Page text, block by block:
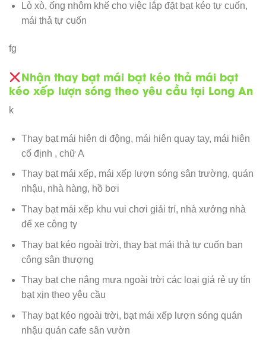
Lò xò, ống nhôm khế cho việc lắp đặt bạt kéo tự cuốn,
mái thả tự cuốn
fg
Nhận thay bạt mái bạt kéo thả mái bạt
kéo xếp lượn sóng theo yêu cầu tại Long An
k
Thay bạt mái hiên di động, mái hiên quay tay, mái hiên
cố định , chữ A
Thay bạt mái xếp, mái xếp lượn sóng sân trường, quán
nhậu, nhà hàng, hồ bơi
Thay bạt mái xếp khu vui chơi giải trí, nhà xưởng nhà
để xe công ty
Thay bạt kéo ngoài trời, thay bạt mái thả tự cuốn ban
công sân thượng
Thay bạt che nắng mưa ngoài trời các loại giá rẻ uy tín
bạt xịn theo yêu cầu
Thay bạt kéo ngoài trời, bạt mái xếp lượn sóng quán
nhậu quán cafe sân vườn